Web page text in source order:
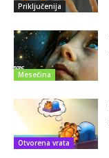
Priključenija
Mesečina
Otvorena vrata